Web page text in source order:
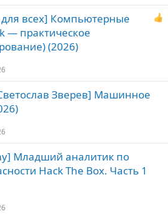
для всех] Компьютерные
— практическое
(2026)
Зверев] Машинное
Младший аналитик по
Hack The Box. Часть 1